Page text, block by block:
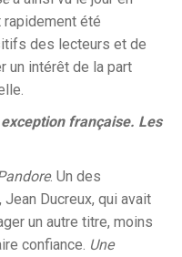
été
des lecteurs et de
un intérêt de la part
française. Les
. Un des
Ducreux, qui avait
un autre titre, moins
confiance. Une